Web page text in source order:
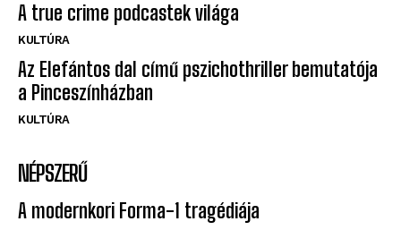
A true crime podcastek világa
KULTÚRA
Az Elefántos dal című pszichothriller bemutatója
a Pinceszínházban
KULTÚRA
NÉPSZERŰ
A modernkori Forma-1 tragédiája